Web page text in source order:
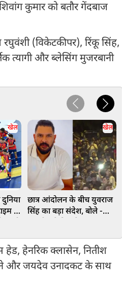
कुमार को बतौर गेंदबाज
(विकेटकीपर), रिंकू सिंह,
त्यागी और ब्लेसिंग मुजरबानी
खेल
में
खेल
छात्र आंदोलन के बीच युवराज
सिंह का बड़ा संदेश, बोले -
हेड, हेनरिक क्लासेन, नितीश
और जयदेव उनादकट के साथ